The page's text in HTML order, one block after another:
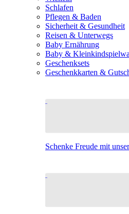
Schlafen
Pflegen & Baden
Sicherheit & Gesundheit
Reisen & Unterwegs
Baby Ernährung
Baby &
Geschenksets
Geschenkkarten &
Schenke Freude mit